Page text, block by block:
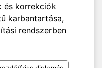
és korrekciók
karbantartása,
rendszerben